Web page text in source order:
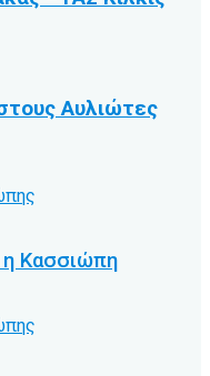
Αυλιώτες
η Κασσιώπη